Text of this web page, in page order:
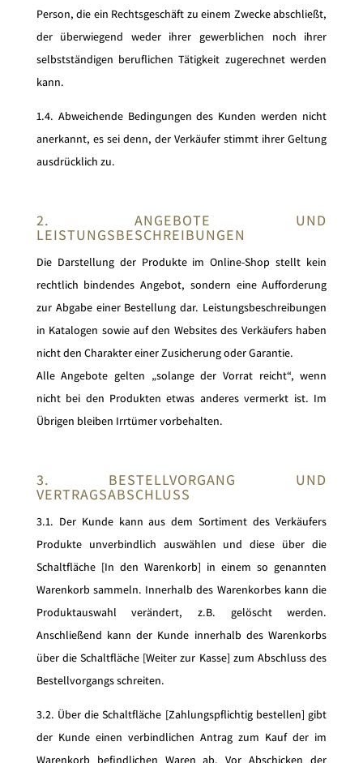
Person, die ein Rechtsgeschäft zu einem Zwecke abschließt,
der überwiegend weder ihrer gewerblichen noch ihrer
selbstständigen beruflichen Tätigkeit zugerechnet werden
kann.
1.4. Abweichende Bedingungen des Kunden werden nicht
anerkannt, es sei denn, der Verkäufer stimmt ihrer Geltung
ausdrücklich zu.
2. ANGEBOTE UND
LEISTUNGSBESCHREIBUNGEN
Die Darstellung der Produkte im Online-Shop stellt kein
rechtlich bindendes Angebot, sondern eine Aufforderung
zur Abgabe einer Bestellung dar. Leistungsbeschreibungen
in Katalogen sowie auf den Websites des Verkäufers haben
nicht den Charakter einer Zusicherung oder Garantie.
Alle Angebote gelten „solange der Vorrat reicht“, wenn
nicht bei den Produkten etwas anderes vermerkt ist. Im
Übrigen bleiben Irrtümer vorbehalten.
3. BESTELLVORGANG UND
VERTRAGSABSCHLUSS
3.1. Der Kunde kann aus dem Sortiment des Verkäufers
Produkte unverbindlich auswählen und diese über die
Schaltfläche [In den Warenkorb] in einem so genannten
Warenkorb sammeln. Innerhalb des Warenkorbes kann die
Produktauswahl verändert, z.B. gelöscht werden.
Anschließend kann der Kunde innerhalb des Warenkorbs
über die Schaltfläche [Weiter zur Kasse] zum Abschluss des
Bestellvorgangs schreiten.
3.2. Über die Schaltfläche [Zahlungspflichtig bestellen] gibt
der Kunde einen verbindlichen Antrag zum Kauf der im
Warenkorb befindlichen Waren ab. Vor Abschicken der